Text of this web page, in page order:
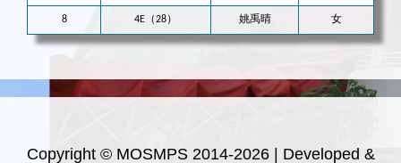
8 4E（28） 姚禹晴 女
Copyright © MOSMPS 2014-2026 | Developed &